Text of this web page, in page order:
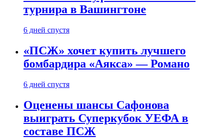
турнира в Вашингтоне
6 дней спустя
«ПСЖ» хочет купить лучшего
бомбардира «Аякса» — Романо
6 дней спустя
Оценены шансы Сафонова
выиграть Суперкубок УЕФА в
составе ПСЖ